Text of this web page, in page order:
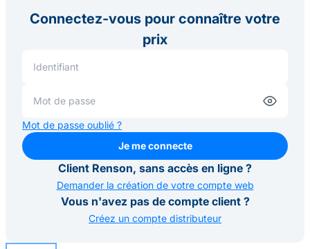
Connectez-vous pour connaître votre
prix
Mot de passe oublié ?
Je me connecte
Je me connecte
Client Renson, sans accès en ligne ?
Demander la création de votre compte web
Vous n'avez pas de compte client ?
Créez un compte distributeur